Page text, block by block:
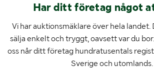
Har ditt företag något
Vi har auktionsmäklare över hela landet.
sälja enkelt och tryggt, oavsett var du
oss når ditt företag hundratusentals
Sverige och utomlands.